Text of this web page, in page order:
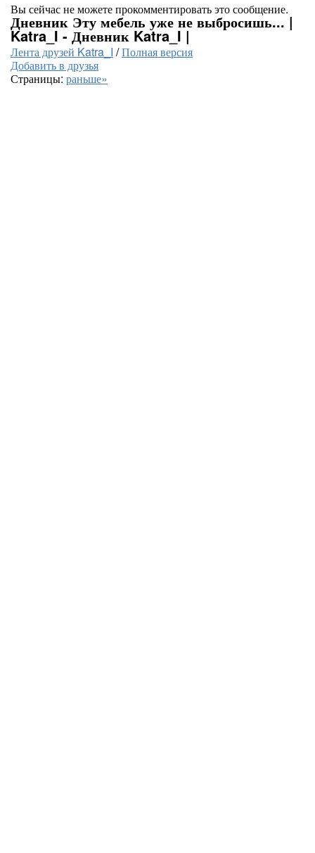
Вы сейчас не можете прокомментировать это сообщение.
Дневник Эту мебель уже не выбросишь... |
Katra_I - Дневник Katra_I |
Лента друзей Katra_I /Полная версия
Добавить в друзья
Страницы: раньше»